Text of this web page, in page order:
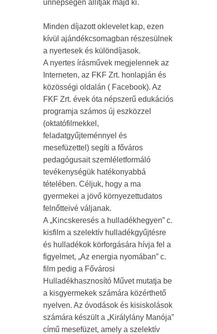
ünnepségen állítják majd ki.
Minden díjazott oklevelet kap, ezen
kívül ajándékcsomagban részesülnek
a nyertesek és különdíjasok.
A nyertes írásművek megjelennek az
Interneten, az FKF Zrt. honlapján és
közösségi oldalán ( Facebook). Az
FKF Zrt. évek óta népszerű edukációs
programja számos új eszközzel
(oktatófilmekkel,
feladatgyűjteménnyel és
mesefüzettel) segíti a főváros
pedagógusait szemléletformáló
tevékenységük hatékonyabbá
tételében. Céljuk, hogy a ma
gyermekei a jövő környezettudatos
felnőtteivé váljanak.
A „Kincskeresés a hulladékhegyen” c.
kisfilm a szelektív hulladékgyűjtésre
és hulladékok körforgására hívja fel a
figyelmet, „Az energia nyomában” c.
film pedig a Fővárosi
Hulladékhasznosító Művet mutatja be
a kisgyermekek számára közérthető
nyelven. Az óvodások és kisiskolások
számára készült a „Királylány Manója”
című mesefüzet, amely a szelektív